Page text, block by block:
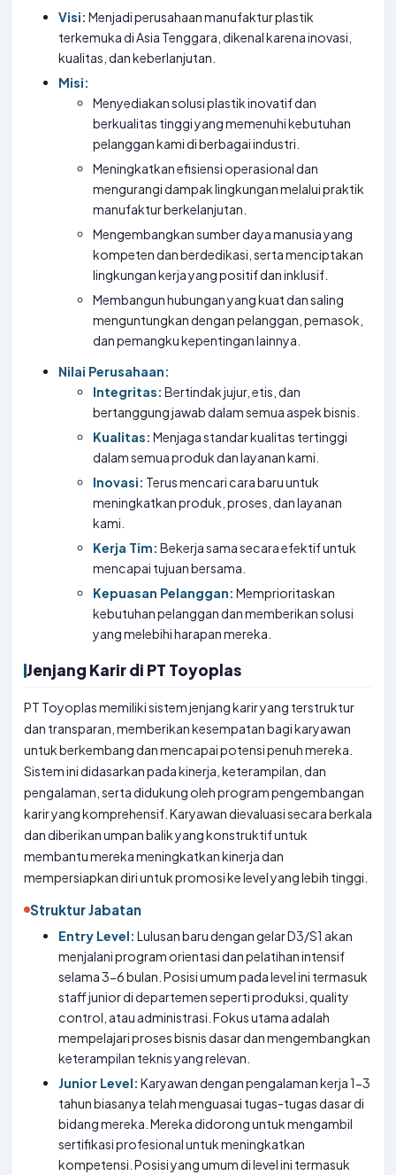
Visi: Menjadi perusahaan manufaktur plastik
terkemuka di Asia Tenggara, dikenal karena inovasi,
kualitas, dan keberlanjutan.
Misi:
Menyediakan solusi plastik inovatif dan
berkualitas tinggi yang memenuhi kebutuhan
pelanggan kami di berbagai industri.
Meningkatkan efisiensi operasional dan
mengurangi dampak lingkungan melalui praktik
manufaktur berkelanjutan.
Mengembangkan sumber daya manusia yang
kompeten dan berdedikasi, serta menciptakan
lingkungan kerja yang positif dan inklusif.
Membangun hubungan yang kuat dan saling
menguntungkan dengan pelanggan, pemasok,
dan pemangku kepentingan lainnya.
Nilai Perusahaan:
Integritas: Bertindak jujur, etis, dan
bertanggung jawab dalam semua aspek bisnis.
Kualitas: Menjaga standar kualitas tertinggi
dalam semua produk dan layanan kami.
Inovasi: Terus mencari cara baru untuk
meningkatkan produk, proses, dan layanan
kami.
Kerja Tim: Bekerja sama secara efektif untuk
mencapai tujuan bersama.
Kepuasan Pelanggan: Memprioritaskan
kebutuhan pelanggan dan memberikan solusi
yang melebihi harapan mereka.
Jenjang Karir di PT Toyoplas
PT Toyoplas memiliki sistem jenjang karir yang terstruktur
dan transparan, memberikan kesempatan bagi karyawan
untuk berkembang dan mencapai potensi penuh mereka.
Sistem ini didasarkan pada kinerja, keterampilan, dan
pengalaman, serta didukung oleh program pengembangan
karir yang komprehensif. Karyawan dievaluasi secara berkala
dan diberikan umpan balik yang konstruktif untuk
membantu mereka meningkatkan kinerja dan
mempersiapkan diri untuk promosi ke level yang lebih tinggi.
Struktur Jabatan
Entry Level: Lulusan baru dengan gelar D3/S1 akan
menjalani program orientasi dan pelatihan intensif
selama 3-6 bulan. Posisi umum pada level ini termasuk
staff junior di departemen seperti produksi, quality
control, atau administrasi. Fokus utama adalah
mempelajari proses bisnis dasar dan mengembangkan
keterampilan teknis yang relevan.
Junior Level: Karyawan dengan pengalaman kerja 1-3
tahun biasanya telah menguasai tugas-tugas dasar di
bidang mereka. Mereka didorong untuk mengambil
sertifikasi profesional untuk meningkatkan
kompetensi. Posisi yang umum di level ini termasuk